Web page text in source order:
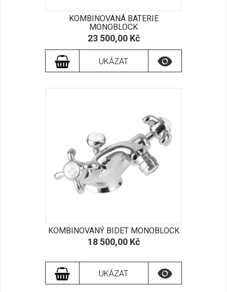
KOMBINOVANÁ BATERIE
MONOBLOCK
Cena
23 500,00 Kč
UKÁZAT 
KOMBINOVANÝ BIDET MONOBLOCK
Cena
18 500,00 Kč
UKÁZAT 